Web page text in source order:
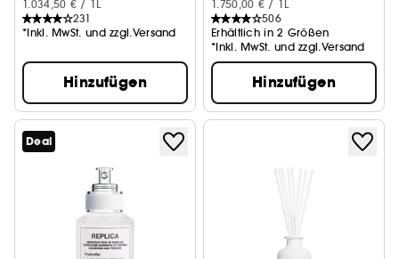
1.034,50 € / 1L
231
*Inkl. MwSt. und zzgl.Versand
Hinzufügen
1.750,00 € / 1L
506
Erhältlich in 2 Größen
*Inkl. MwSt. und zzgl.Versand
Hinzufügen
Deal